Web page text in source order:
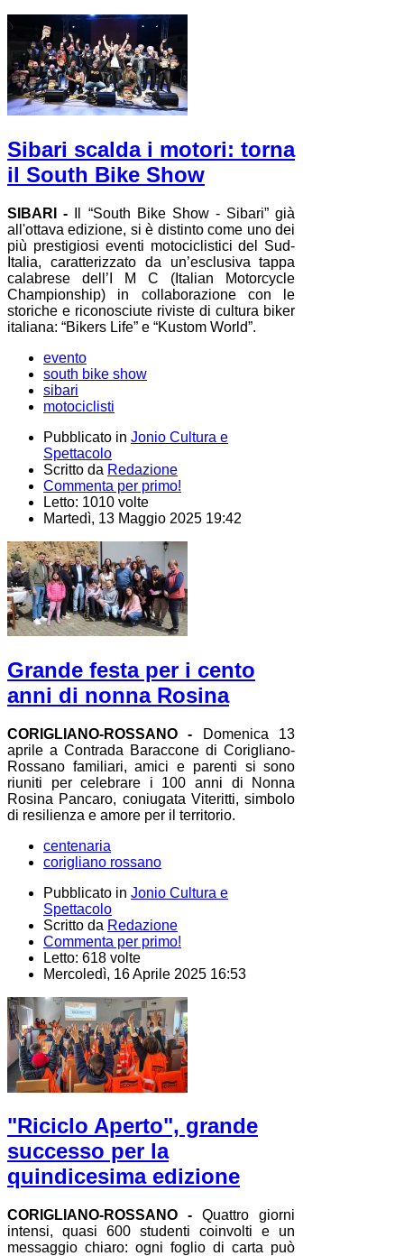
Sibari scalda i motori: torna
il South Bike Show
SIBARI - Il “South Bike Show - Sibari” già
all'ottava edizione, si è distinto come uno dei
più prestigiosi eventi motociclistici del Sud-
Italia, caratterizzato da un’esclusiva tappa
calabrese dell’I M C (Italian Motorcycle
Championship) in collaborazione con le
storiche e riconosciute riviste di cultura biker
italiana: “Bikers Life” e “Kustom World”.
evento
south bike show
sibari
motociclisti
Pubblicato in Jonio Cultura e
Spettacolo
Scritto da Redazione
Commenta per primo!
Letto: 1010 volte
Martedì, 13 Maggio 2025 19:42
Grande festa per i cento
anni di nonna Rosina
CORIGLIANO-ROSSANO - Domenica 13
aprile a Contrada Baraccone di Corigliano-
Rossano familiari, amici e parenti si sono
riuniti per celebrare i 100 anni di Nonna
Rosina Pancaro, coniugata Viteritti, simbolo
di resilienza e amore per il territorio.
centenaria
corigliano rossano
Pubblicato in Jonio Cultura e
Spettacolo
Scritto da Redazione
Commenta per primo!
Letto: 618 volte
Mercoledì, 16 Aprile 2025 16:53
"Riciclo Aperto", grande
successo per la
quindicesima edizione
CORIGLIANO-ROSSANO - Quattro giorni
intensi, quasi 600 studenti coinvolti e un
messaggio chiaro: ogni foglio di carta può